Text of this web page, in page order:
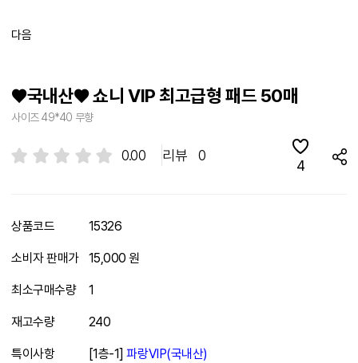
다음
♥국내산♥ 쇼니 VIP 최고급형 패드 50매
사이즈 49*40 무향
0.00 리뷰 0
4
상품코드 15326
소비자 판매가 15,000 원
최소구매수량 1
재고수량 240
특이사항 [1층-1]파랑VIP(국내산)